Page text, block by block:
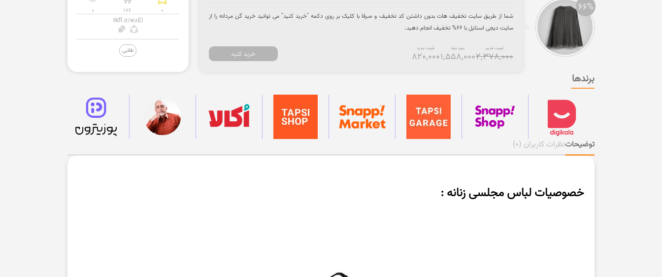
0 176 0
tkff.ir/w8El
طلایی
66%
شما از طریق سایت تخفیف هات بدون داشتن کد تخفیف و صرفا با کلیک بر روی دکمه "خرید کنید" می توانید خرید گن مردانه را از
سایت دیجی استایل با 66% تخفیف انجام دهید.
قیمت قدیم
2,378,000
سود شما
1,558,000
قیمت جدید
820,000 خرید کنید
برندها
توضیحاتنظرات کاربران (0)
خصوصیات لباس مجلسی زنانه :